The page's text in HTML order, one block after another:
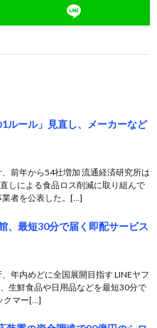
ルール」見直し、メーカーなど
前年から54社増加 流通経済研究所は
しによる食品ロス削減に取り組んで
業者を公表した。[…]
、最短30分で届く即配サービス
年内めどに全国展開目指す LINEヤフ
生鮮食品や日用品などを最短30分で
クマー[…]